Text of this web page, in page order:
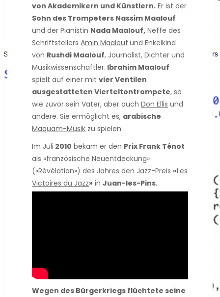
von Akademikern und Künstlern. Er ist der
Sohn des Trompeters Nassim Maalouf
und der Pianistin Nada Maalouf, Neffe des
Schriftstellers Amin Maalouf und Enkelkind
von Rushdi Maalouf, Journalist, Dichter und
Musikwissenschaftler. Ibrahim Maalouf
spielt auf einer mit vier Ventilen
ausgestatteten Vierteltontrompete, so
wie zuvor sein Vater, aber auch Don Ellis und
andere. Sie ermöglicht es, arabische
Maquam-Musik zu spielen.
Im Juli 2010 bekam er den Prix Frank Ténot
als «französische Neuentdeckung»
(«Révélation») des Jahres den Jazz-Preis «Les
Victoires du Jazz» in Juan-les-Pins.
Wegen des Bürgerkriegs flüchtete seine